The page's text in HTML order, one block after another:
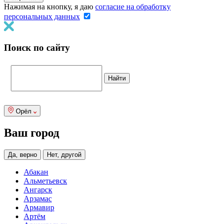
Нажимая на кнопку, я даю согласие на обработку
персональных данных
Поиск по сайту
Орёл
Ваш город
Да, верно Нет, другой
Абакан
Альметьевск
Ангарск
Арзамас
Армавир
Артём